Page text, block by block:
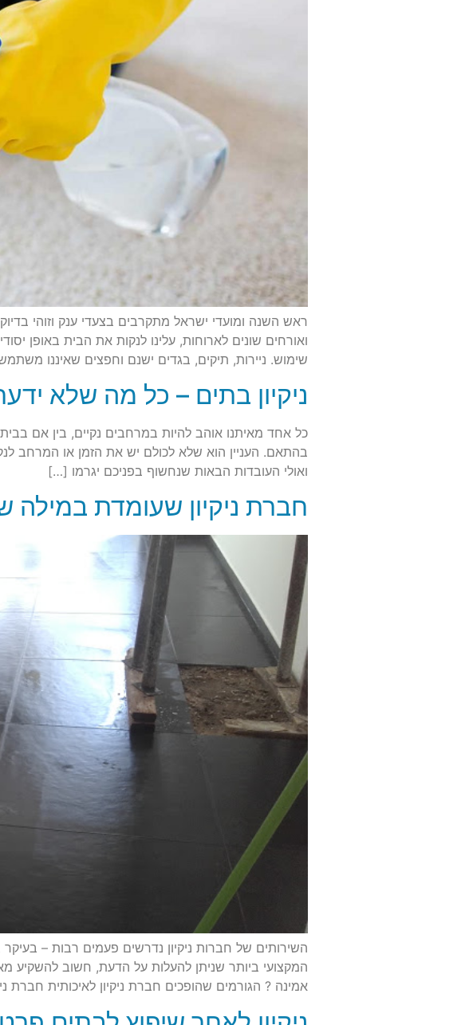
ראש השנה ומועדי ישראל מתקרבים בצעדי ענק וזוהי
ואורחים שונים לארוחות, עלינו לנקות את הבית באופן
שימוש. ניירות, תיקים, בגדים ישנם וחפצים שאיננו
ניקיון בתים – כל מה שלא
כל אחד מאיתנו אוהב להיות במרחבים נקיים, בין אם
בהתאם. העניין הוא שלא לכולם יש את הזמן או המרחב
ואולי העובדות הבאות שנחשוף בפניכם יגרמו […]
חברת ניקיון שעומדת במילה
השירותים של חברות ניקיון נדרשים פעמים רבות –
המקצועי ביותר שניתן להעלות על הדעת, חשוב להשקיע
אמינה ? הגורמים שהופכים חברת ניקיון לאיכותית חברת